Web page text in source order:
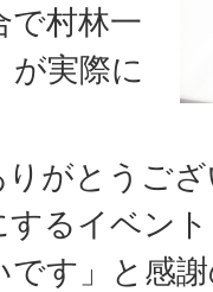
で村林一
が実際に
がとうご
するイベン
です」と感